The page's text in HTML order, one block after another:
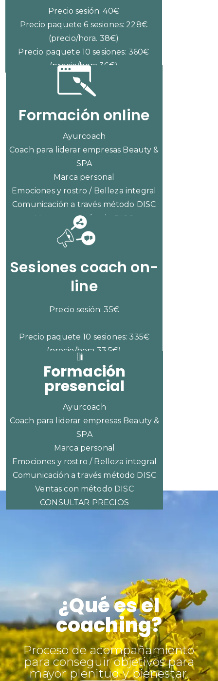
Precio sesión: 40€
Precio paquete 6 sesiones: 228€
(precio/hora. 38€)
Precio paquete 10 sesiones: 360€
(precio/hora 36€)
Formación online
Ayurcoach
Coach para liderar empresas Beauty &
SPA
Marca personal
Emociones y rostro / Belleza integral
Comunicación a través método DISC
Ventas con método DISC
CONSULTAR PRECIOS
Sesiones coach on-
line
Precio sesión: 35€
Precio paquete 10 sesiones: 335€
(precio/hora 33,5€)
Formación
presencial
Ayurcoach
Coach para liderar empresas Beauty &
SPA
Marca personal
Emociones y rostro / Belleza integral
Comunicación a través método DISC
Ventas con método DISC
CONSULTAR PRECIOS
¿Qué es el
coaching?
Proceso de acompañamiento
para conseguir objetivos para
mayor plenitud y bienestar.